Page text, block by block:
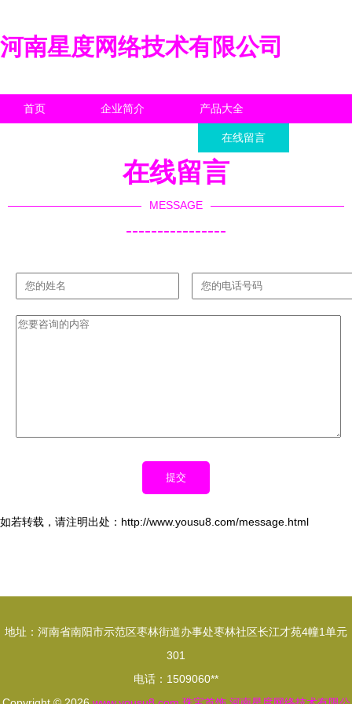
河南星度网络技术有限公司
首页 企业简介 产品大全
在线留言
在线留言
MESSAGE
----------------
如若转载，请注明出处：http://www.yousu8.com/message.html
地址：河南省南阳市示范区枣林街道办事处枣林社区长江才苑4幢1单元
301
电话：1509060**